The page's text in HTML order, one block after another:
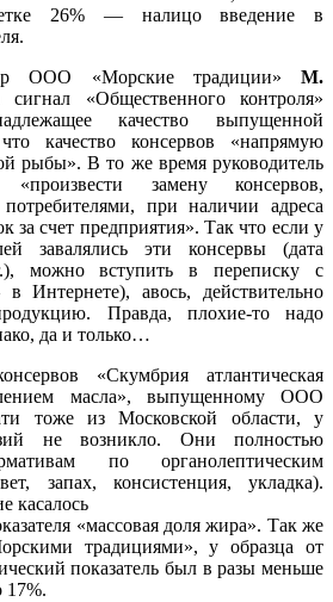
26% — налицо введение в
ООО «Морские традиции» М.
«Общественного контроля»
качество выпущенной
качество консервов «напрямую
рыбы». В то же время руководитель
«произвести замену консервов,
при наличии адреса
за счет предприятия». Так что если у
завалялись эти консервы (дата
можно вступить в переписку с
Интернете), авось, действительно
Правда, плохие-то надо
да и только…
«Скумбрия атлантическая
масла», выпущенному ООО
тоже из Московской области, у
не возникло. Они полностью
по органолептическим
запах, консистенция, укладка).
касалось
«массовая доля жира». Так же
традициями», у образца от
показатель был в разы меньше
17%.